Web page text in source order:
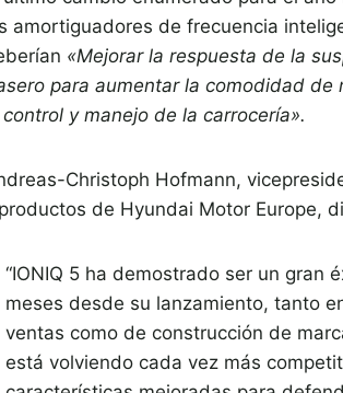
amortiguadores de frecuencia
«Mejorar la respuesta de la
para aumentar la comodidad de
y manejo de la carrocería».
Christoph Hofmann,
de Hyundai Motor Europe,
“IONIQ 5 ha demostrado ser un gran
meses desde su lanzamiento, tanto
ventas como de construcción de
está volviendo cada vez más